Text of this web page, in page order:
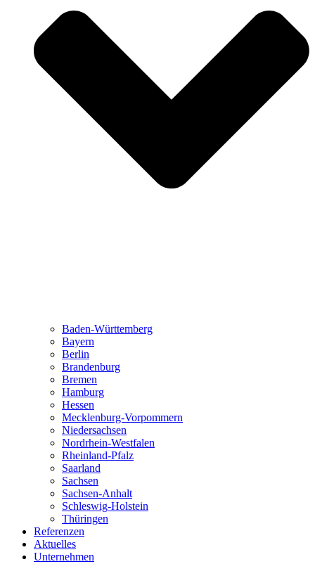
Baden-Württemberg
Bayern
Berlin
Brandenburg
Bremen
Hamburg
Hessen
Mecklenburg-Vorpommern
Niedersachsen
Nordrhein-Westfalen
Rheinland-Pfalz
Saarland
Sachsen
Sachsen-Anhalt
Schleswig-Holstein
Thüringen
Referenzen
Aktuelles
Unternehmen